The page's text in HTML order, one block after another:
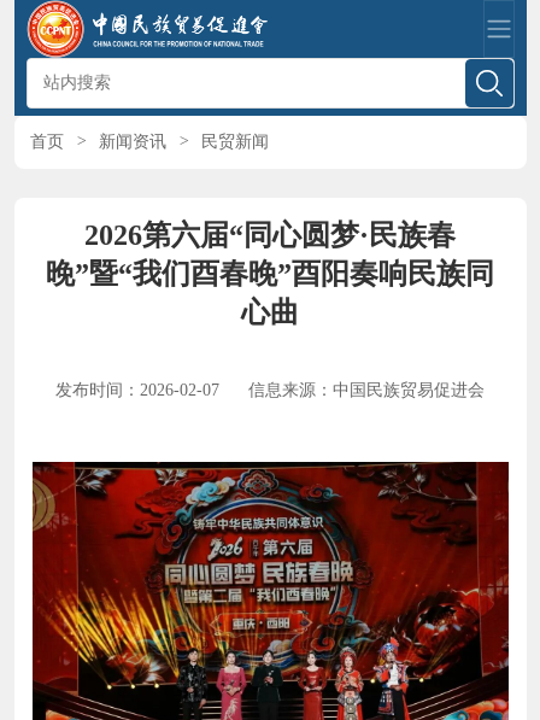
首页 > 新闻资讯 > 民贸新闻
2026第六届“同心圆梦·民族春
晚”暨“我们酉春晚”酉阳奏响民族同
心曲
发布时间：2026-02-07 信息来源：中国民族贸易促进会